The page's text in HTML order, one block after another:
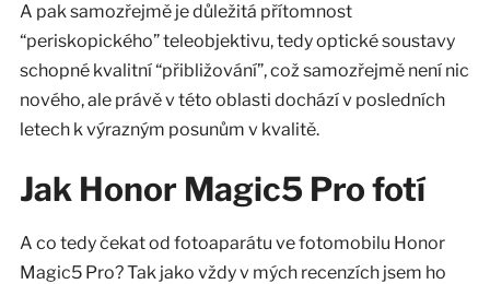
A pak samozřejmě je důležitá přítomnost
“periskopického” teleobjektivu, tedy optické soustavy
schopné kvalitní “přibližování”, což samozřejmě není nic
nového, ale právě v této oblasti dochází v posledních
letech k výrazným posunům v kvalitě.
Jak Honor Magic5 Pro fotí
A co tedy čekat od fotoaparátu ve fotomobilu Honor
Magic5 Pro? Tak jako vždy v mých recenzích jsem ho